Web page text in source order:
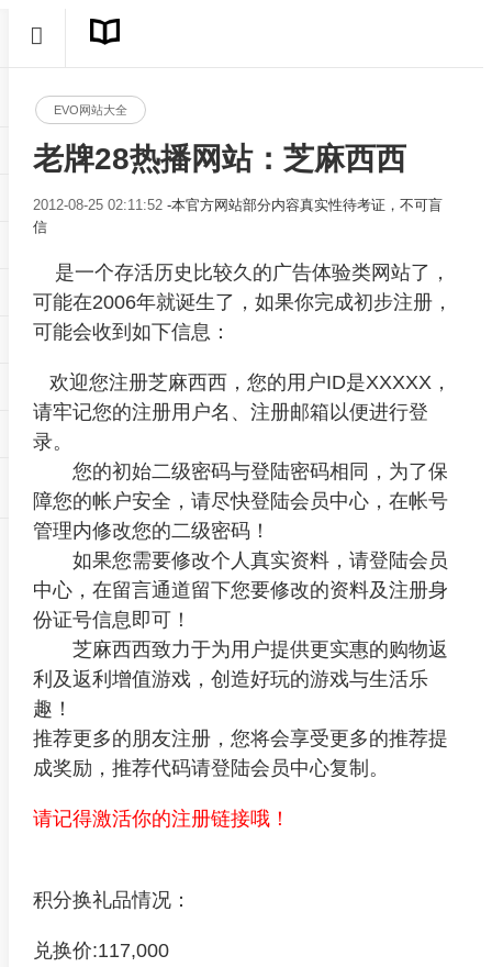
EVO网站大全
老牌28热播网站：芝麻西西
2012-08-25 02:11:52 -本官方网站部分内容真实性待考证，不可盲
信
是一个存活历史比较久的广告体验类网站了，
可能在2006年就诞生了，如果你完成初步注册，
可能会收到如下信息：
欢迎您注册芝麻西西，您的用户ID是XXXXX，
请牢记您的注册用户名、注册邮箱以便进行登
录。
您的初始二级密码与登陆密码相同，为了保
障您的帐户安全，请尽快登陆会员中心，在帐号
管理内修改您的二级密码！
如果您需要修改个人真实资料，请登陆会员
中心，在留言通道留下您要修改的资料及注册身
份证号信息即可！
芝麻西西致力于为用户提供更实惠的购物返
利及返利增值游戏，创造好玩的游戏与生活乐
趣！
推荐更多的朋友注册，您将会享受更多的推荐提
成奖励，推荐代码请登陆会员中心复制。
请记得激活你的注册链接哦！
积分换礼品情况：
兑换价:117,000